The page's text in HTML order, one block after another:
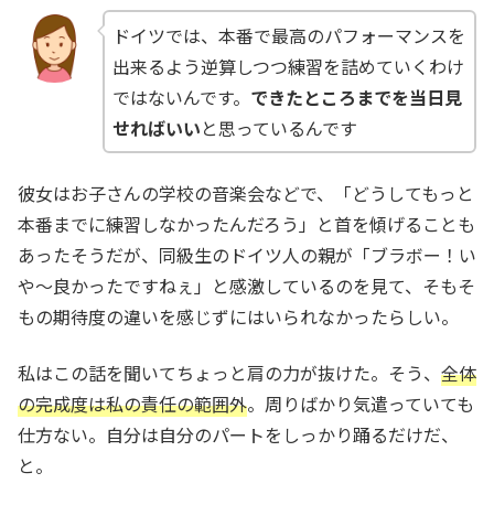
ドイツでは、本番で最高のパフォーマンスを
出来るよう逆算しつつ練習を詰めていくわけ
ではないんです。 できたところまでを当日見
せればいいと思っているんです
彼女はお子さんの学校の音楽会などで、「どうしてもっと
本番までに練習しなかったんだろう」と首を傾げることも
あったそうだが、同級生のドイツ人の親が「ブラボー！い
や〜良かったですねぇ」と感激しているのを見て、そもそ
もの期待度の違いを感じずにはいられなかったらしい。
私はこの話を聞いてちょっと肩の力が抜けた。そう、 全体
の完成度は私の責任の範囲外。周りばかり気遣っていても
仕方ない。自分は自分のパートをしっかり踊るだけだ、
と。